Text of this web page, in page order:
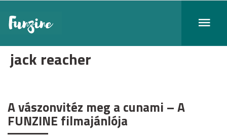
jack reacher
A vászonvitéz meg a cunami – A
FUNZINE filmajánlója